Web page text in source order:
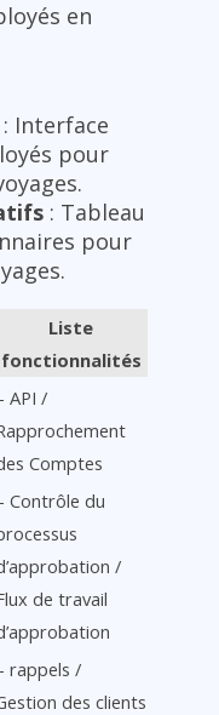
en
: Interface
pour
: Tableau
pour
Liste
fonctionnalités
API /
Comptes
Contrôle du
/
de travail
rappels /
des clients